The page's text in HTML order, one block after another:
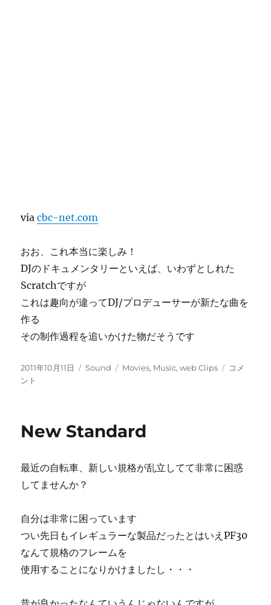
viacbc-net.com
おお、これ本当に楽しみ！
DJのドキュメンタリーといえば、いわずとしれた
Scratchですが
これは趣向が違ってDJ/プロデューサーが新たな曲を
作る
その制作過程を追いかけた物だそうです
投
稿
2011年10月11日
カ
Sound
タ
Movies, Music,web Clips
DJs
the
コメ
ント
New Standard
最近の自転車、新しい規格が乱立してて非常に困惑
してませんか？
自分は非常に困っています
つい先日もイレギュラーな製品だったとはいえPF30
なんて規格のフレームを
使用することになりかけましたし・・・